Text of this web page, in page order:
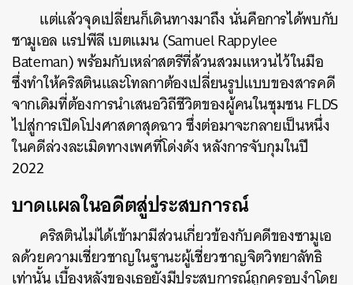
แต่แล้วจุดเปลี่ยนก็เดินทางมาถึง นั่นคือการได้พบกับ
ซามูเอล แรปพีลี เบตแมน (Samuel Rappylee
Bateman) พร้อมกับเหล่าสตรีที่ล้วนสวมแหวนไว้ในมือ
ซึ่งทำให้คริสตินและโทลกาต้องเปลี่ยนรูปแบบของสารคดี
จากเดิมที่ต้องการนำเสนอวิถีชีวิตของผู้คนในชุมชน FLDS
ไปสู่การเปิดโปงศาสดาสุดฉาว ซึ่งต่อมาจะกลายเป็นหนึ่ง
ในคดีล่วงละเมิดทางเพศที่โด่งดัง หลังการจับกุมในปี
2022
บาดแผลในอดีตสู่ประสบการณ์
คริสตินไม่ได้เข้ามามีส่วนเกี่ยวข้องกับคดีของซามูเอ
ลด้วยความเชี่ยวชาญในฐานะผู้เชี่ยวชาญจิตวิทยาลัทธิ
เท่านั้น เบื้องหลังของเธอยังมีประสบการณ์ถูกครอบงำโดย